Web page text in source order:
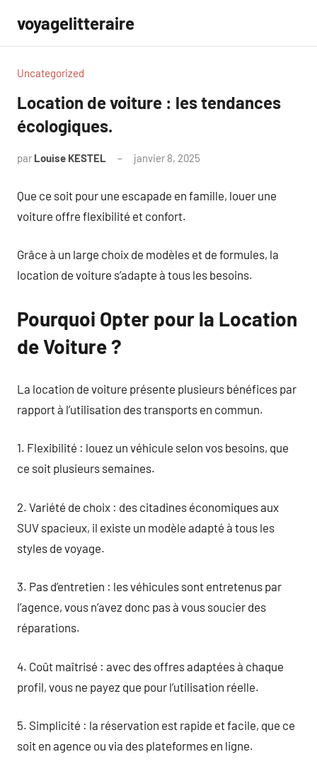
contenu
voyagelitteraire
Uncategorized
Location de voiture : les tendances
écologiques.
par Louise KESTEL janvier 8, 2025
Que ce soit pour une escapade en famille, louer une
voiture offre flexibilité et confort.
Grâce à un large choix de modèles et de formules, la
location de voiture s’adapte à tous les besoins.
Pourquoi Opter pour la Location
de Voiture ?
La location de voiture présente plusieurs bénéfices par
rapport à l’utilisation des transports en commun.
1. Flexibilité : louez un véhicule selon vos besoins, que
ce soit plusieurs semaines.
2. Variété de choix : des citadines économiques aux
SUV spacieux, il existe un modèle adapté à tous les
styles de voyage.
3. Pas d’entretien : les véhicules sont entretenus par
l’agence, vous n’avez donc pas à vous soucier des
réparations.
4. Coût maîtrisé : avec des offres adaptées à chaque
profil, vous ne payez que pour l’utilisation réelle.
5. Simplicité : la réservation est rapide et facile, que ce
soit en agence ou via des plateformes en ligne.